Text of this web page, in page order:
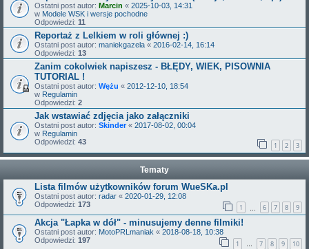
Ostatni post autor: Marcin « 2025-10-03, 14:31
w Modele WSK i wersje pochodne
Odpowiedzi: 11
Reportaż z Lelkiem w roli głównej :)
Ostatni post autor: maniekgazela « 2016-02-14, 16:14
Odpowiedzi: 13
Zanim cokolwiek napiszesz - BŁĘDY, WIEK, PISOWNIA
TUTORIAL !
Ostatni post autor: Wężu « 2012-12-10, 18:54
w Regulamin
Odpowiedzi: 2
Jak wstawiać zdjęcia jako załączniki
Ostatni post autor: Skinder« 2017-08-02, 00:04
w Regulamin
Odpowiedzi: 43 1 2 3
Tematy
Lista filmów użytkowników forum WueSKa.pl
Ostatni post autor: radar « 2020-01-29, 12:08
Odpowiedzi: 173 1 6 7 8 9
Akcja "Łapka w dół" - minusujemy denne filmiki!
Ostatni post autor: MotoPRLmaniak « 2018-08-18, 10:38
Odpowiedzi: 197 1 … 7 8 9 10